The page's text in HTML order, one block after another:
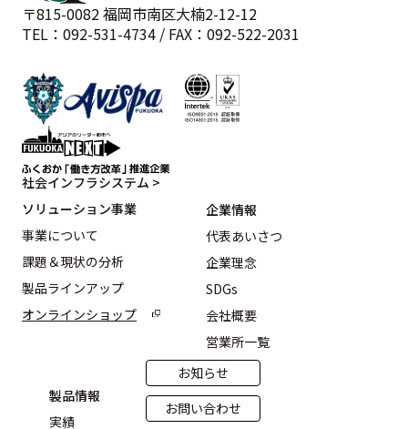
〒815-0082 福岡市南区大楠2-12-12
TEL：092-531-4734 / FAX：092-522-2031
社会インフラシステム >
ソリューション事業
事業について
課題＆現状の分析
製品ラインアップ
オンラインショップ
企業情報
代表あいさつ
企業理念
SDGs
会社概要
営業所一覧
製品情報
実績
お知らせ
お問い合わせ